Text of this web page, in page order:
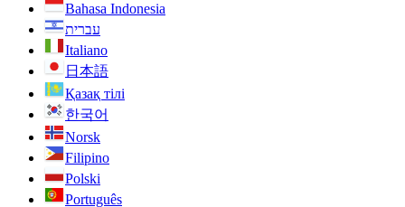
Bahasa Indonesia
עברית
Italiano
日本語
Қазақ тілі
한국어
Norsk
Filipino
Polski
Português